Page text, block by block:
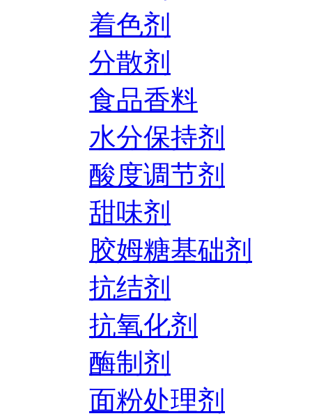
着色剂
分散剂
食品香料
水分保持剂
酸度调节剂
甜味剂
胶姆糖基础剂
抗结剂
抗氧化剂
酶制剂
面粉处理剂